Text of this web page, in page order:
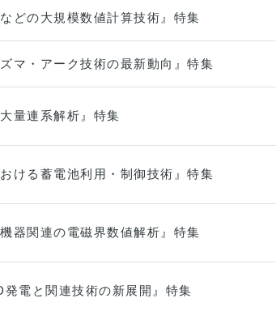
などの大規模数値計算技術』特集
ズマ・アーク技術の最新動向』特集
量連系解析』特集
おける蓄電池利用・制御技術』特集
機器関連の電磁界数値解析』特集
発電と関連技術の新展開』特集